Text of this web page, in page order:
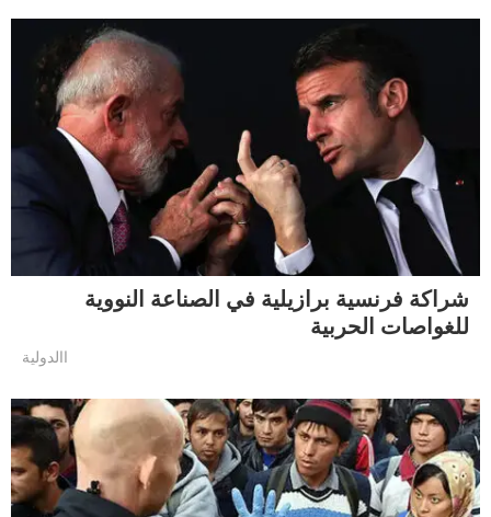
شراكة فرنسية برازيلية في الصناعة النووية
للغواصات الحربية
االدولية